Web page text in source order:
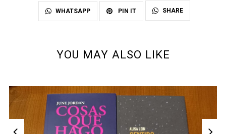
WHATSAPP PIN IT SHARE
YOU MAY ALSO LIKE